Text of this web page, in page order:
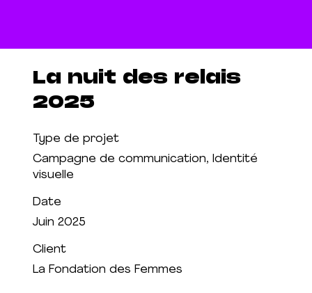
La nuit des relais
2025
Type de projet
Campagne de communication, Identité
visuelle
Date
Juin 2025
Client
La Fondation des Femmes